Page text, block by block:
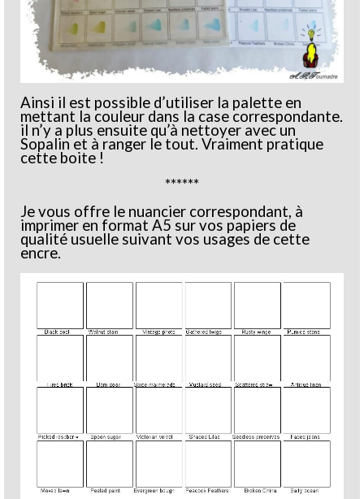
Ainsi il est possible d’utiliser la palette en
mettant la couleur dans la case correspondante.
il n’y a plus ensuite qu’à nettoyer avec un
Sopalin et à ranger le tout. Vraiment pratique
cette boite !
******
Je vous offre le nuancier correspondant, à
imprimer en format A5 sur vos papiers de
qualité usuelle suivant vos usages de cette
encre.